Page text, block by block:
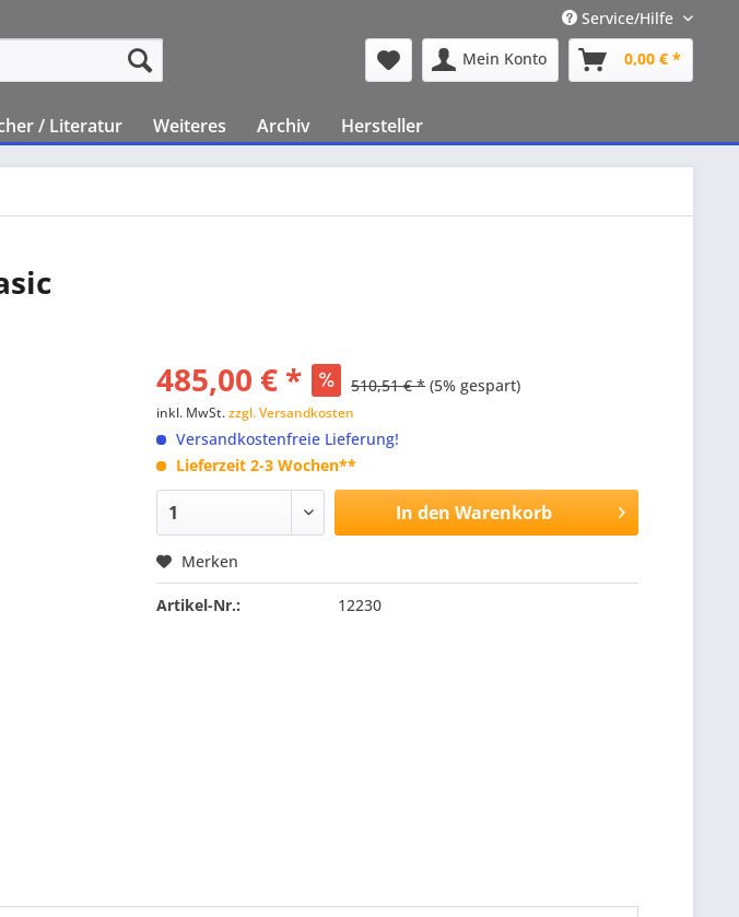
Service/Hilfe
Mein Konto
0,00 € *
/ Literatur Weiteres Archiv Hersteller
485,00 € * 510,51 € * (5% gespart)
inkl. MwSt.zzgl. Versandkosten
Versandkostenfreie Lieferung!
Lieferzeit 2-3 Wochen**
In den Warenkorb
Merken
Artikel-Nr.: 12230